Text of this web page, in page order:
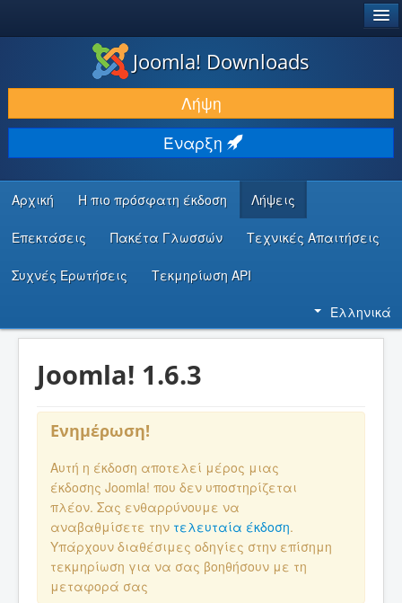
ΛΉΨΕΙΣ & ΕΠΕΚΤΆΣΕΙΣ
ΕΎΡΕΣΗ & ΜΆΘΗΣΗ
ΚΟΙΝΌΤΗΤΑ & ΥΠΟΣΤΉΡΙΞΗ
ΠΌΡΟΙ ΠΡΟΓΡΑΜΜΑΤΙΣΤΏΝ
Joomla! Downloads
Λήψη
Έναρξη
Αρχική Η πιο πρόσφατη έκδοση Λήψεις
Επεκτάσεις Πακέτα Γλωσσών Τεχνικές Απαιτήσεις
Συχνές Ερωτήσεις Τεκμηρίωση API
Ελληνικά
Joomla! 1.6.3
Ενημέρωση!
Αυτή η έκδοση αποτελεί μέρος μιας
έκδοσης Joomla! που δεν υποστηρίζεται
πλέον. Σας ενθαρρύνουμε να
αναβαθμίσετε την τελευταία έκδοση.
Υπάρχουν διαθέσιμες οδηγίες στην επίσημη
τεκμηρίωση για να σας βοηθήσουν με τη
μεταφορά σας